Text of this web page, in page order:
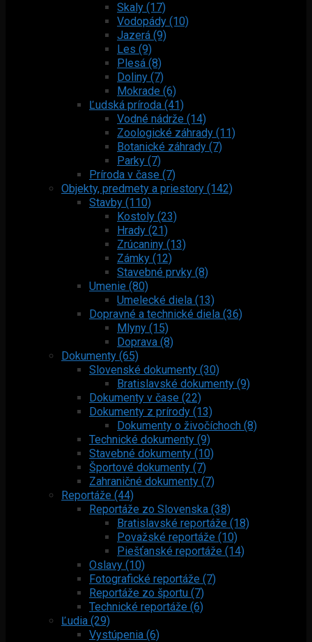
Skaly (17)
Vodopády (10)
Jazerá (9)
Les (9)
Plesá (8)
Doliny (7)
Mokrade (6)
Ľudská príroda (41)
Vodné nádrže (14)
Zoologické záhrady (11)
Botanické záhrady (7)
Parky (7)
Príroda v čase (7)
Objekty, predmety a priestory (142)
Stavby (110)
Kostoly (23)
Hrady (21)
Zrúcaniny (13)
Zámky (12)
Stavebné prvky (8)
Umenie (80)
Umelecké diela (13)
Dopravné a technické diela (36)
Mlyny (15)
Doprava (8)
Dokumenty (65)
Slovenské dokumenty (30)
Bratislavské dokumenty (9)
Dokumenty v čase (22)
Dokumenty z prírody (13)
Dokumenty o živočíchoch (8)
Technické dokumenty (9)
Stavebné dokumenty (10)
Športové dokumenty (7)
Zahraničné dokumenty (7)
Reportáže (44)
Reportáže zo Slovenska (38)
Bratislavské reportáže (18)
Považské reportáže (10)
Piešťanské reportáže (14)
Oslavy (10)
Fotografické reportáže (7)
Reportáže zo športu (7)
Technické reportáže (6)
Ľudia (29)
Vystúpenia (6)